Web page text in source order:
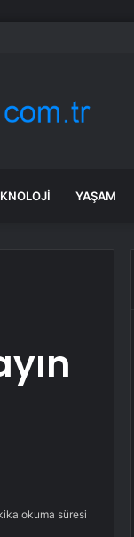
giren kişi boğuldu
YAŞAM
okuma süresi